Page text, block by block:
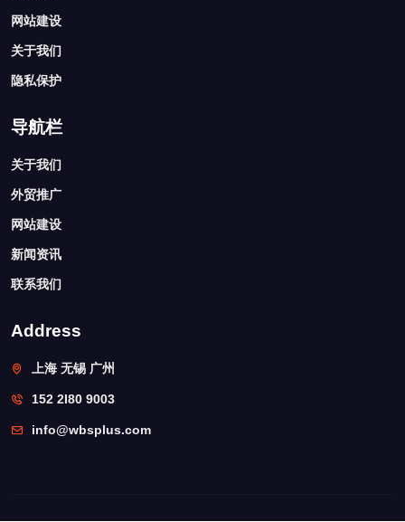
网站建设
关于我们
隐私保护
导航栏
关于我们
外贸推广
网站建设
新闻资讯
联系我们
Address
上海 无锡 广州
152 2I80 9003
info@wbsplus.com